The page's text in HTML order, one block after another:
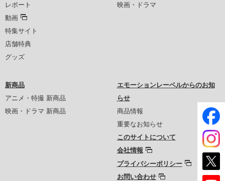
レポート
動画
特集サイト
店舗特典
グッズ
映画・ドラマ
新商品
アニメ・特撮 新商品
映画・ドラマ 新商品
エモーションレーベルからのお知
らせ
商品情報
重要なお知らせ
このサイトについて
会社情報
プライバシーポリシー
お問い合わせ